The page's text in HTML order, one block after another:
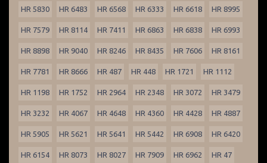
HR 5830 HR 6483 HR 6568 HR 6333 HR 6618 HR 8995
HR 7579 HR 8114 HR 7411 HR 6863 HR 6838 HR 6993
HR 8898 HR 9040 HR 8246 HR 8435 HR 7606 HR 8161
HR 7781 HR 8666 HR 487 HR 448 HR 1721 HR 1112
HR 1198 HR 1752 HR 2964 HR 2348 HR 3072 HR 3479
HR 3232 HR 4067 HR 4648 HR 4360 HR 4428 HR 4887
HR 5905 HR 5621 HR 5641 HR 5442 HR 6908 HR 6420
HR 6154 HR 8073 HR 8027 HR 7909 HR 6962 HR 47